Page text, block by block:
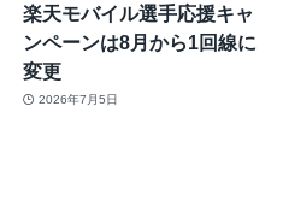
楽天モバイル選手応援キャ
ンペーンは8月から1回線に
変更
2026年7月5日